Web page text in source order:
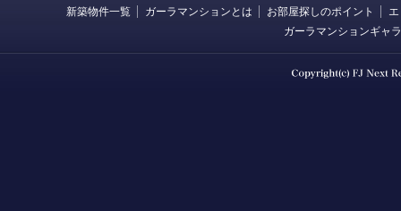
新築物件一覧 ガーラマンションとは お部屋探しのポイント
ガーラマンションギャ